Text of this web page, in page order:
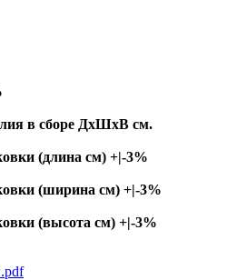
в сборе ДxШxВ см.
(длина см) +|-3%
(ширина см) +|-3%
(высота см) +|-3%